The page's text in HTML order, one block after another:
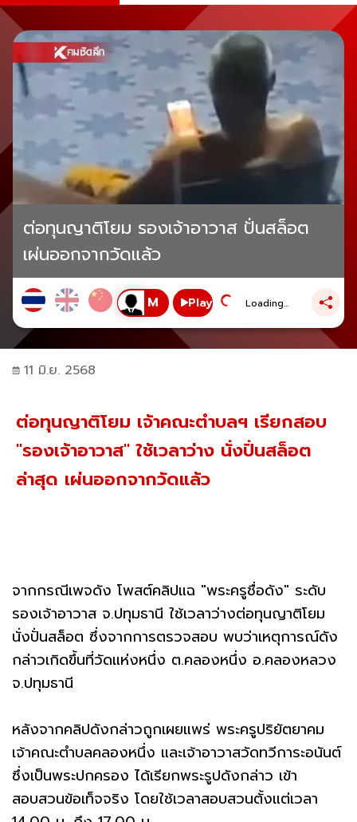
ต่อทุนญาติโยม รองเจ้าอาวาส ปั่นสล็อต
เผ่นออกจากวัดแล้ว
Play Loading...
11 มิ.ย. 2568
ต่อทุนญาติโยม เจ้าคณะตำบลฯ เรียกสอบ
"รองเจ้าอาวาส" ใช้เวลาว่าง นั่งปั่นสล็อต
ล่าสุด เผ่นออกจากวัดแล้ว
จากกรณีเพจดัง โพสต์คลิปแฉ "พระครูชื่อดัง" ระดับ
รองเจ้าอาวาส จ.ปทุมธานี ใช้เวลาว่างต่อทุนญาติโยม
นั่งปั่นสล็อต ซึ่งจากการตรวจสอบ พบว่าเหตุการณ์ดัง
กล่าวเกิดขึ้นที่วัดแห่งหนึ่ง ต.คลองหนึ่ง อ.คลองหลวง
จ.ปทุมธานี
หลังจากคลิปดังกล่าวถูกเผยแพร่ พระครูปริยัตยาคม
เจ้าคณะตำบลคลองหนึ่ง และเจ้าอาวาสวัดทวีการะอนันต์
ซึ่งเป็นพระปกครอง ได้เรียกพระรูปดังกล่าว เข้า
สอบสวนข้อเท็จจริง โดยใช้เวลาสอบสวนตั้งแต่เวลา